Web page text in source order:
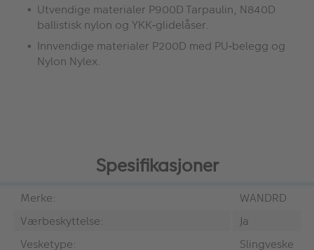
Utvendige materialer P900D Tarpaulin, N840D
ballistisk nylon og YKK‑glidelåser.
Innvendige materialer P200D med PU‑belegg og
Nylon Nylex.
Spesifikasjoner
Merke:
WANDRD
Værbeskyttelse:
Ja
Vesketype:
Slingveske